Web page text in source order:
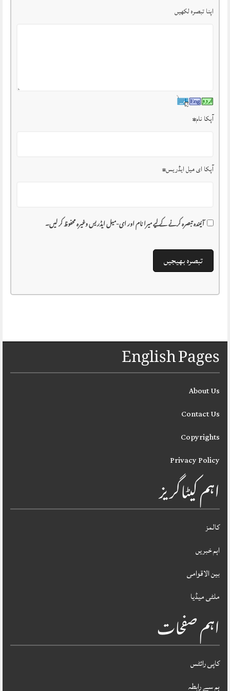
اپنا تبصرہ لکھیں
آپکا نام*
آپکا ای میل ایڈریس*
آئیندہ تبصرہ کرنے کے لیے میرا نام اور ای-میل ایڈریس وغیرہ محفوظ کر لیں۔
English Pages
About Us
Contact Us
Copyrights
Privacy Policy
اہم کیٹاگریز
کالمز
اہم خبریں
بین الاقوامی
ملٹی میڈیا
اہم صفحات
کاپی رائٹس
ہم سے رابطہ